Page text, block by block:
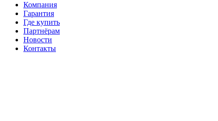
Компания
Гарантия
Где купить
Партнёрам
Новости
Контакты